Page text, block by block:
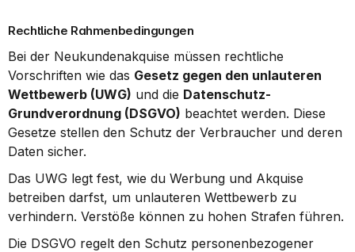
Rechtliche Rahmenbedingungen
Bei der Neukundenakquise müssen rechtliche
Vorschriften wie das Gesetz gegen den unlauteren
Wettbewerb (UWG) und die Datenschutz-
Grundverordnung (DSGVO) beachtet werden. Diese
Gesetze stellen den Schutz der Verbraucher und deren
Daten sicher.
Das UWG legt fest, wie du Werbung und Akquise
betreiben darfst, um unlauteren Wettbewerb zu
verhindern. Verstöße können zu hohen Strafen führen.
Die DSGVO regelt den Schutz personenbezogener